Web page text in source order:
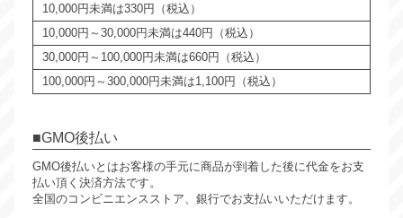
10,000円未満は330円（税込）
10,000円～30,000円未満は440円（税込）
30,000円～100,000円未満は660円（税込）
100,000円～300,000円未満は1,100円（税込）
GMO後払い
GMO後払いとはお客様の手元に商品が到着した後に代金をお支
払い頂く決済方法です。
全国のコンビニエンスストア、銀行でお支払いいただけます。